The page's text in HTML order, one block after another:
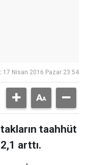
17 Nisan 2016 Pazar 23:54
taahhüt
arttı.